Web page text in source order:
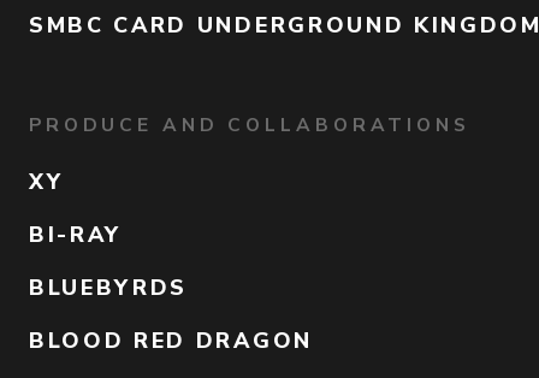
SMBC CARD UNDERGROUND
PRODUCE AND COLLABORATIONS
XY
BI-RAY
BLUEBYRDS
BLOOD RED DRAGON